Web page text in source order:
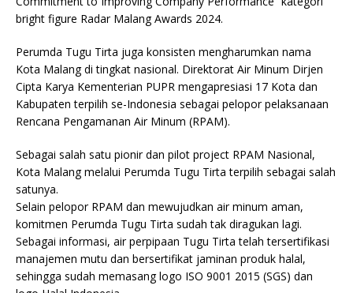
bright figure Radar Malang Awards 2024.
Perumda Tugu Tirta juga konsisten mengharumkan nama
Kota Malang di tingkat nasional. Direktorat Air Minum Dirjen
Cipta Karya Kementerian PUPR mengapresiasi 17 Kota dan
Kabupaten terpilih se-Indonesia sebagai pelopor pelaksanaan
Rencana Pengamanan Air Minum (RPAM).
Sebagai salah satu pionir dan pilot project RPAM Nasional,
Kota Malang melalui Perumda Tugu Tirta terpilih sebagai salah
satunya.
Selain pelopor RPAM dan mewujudkan air minum aman,
komitmen Perumda Tugu Tirta sudah tak diragukan lagi.
Sebagai informasi, air perpipaan Tugu Tirta telah tersertifikasi
manajemen mutu dan bersertifikat jaminan produk halal,
sehingga sudah memasang logo ISO 9001 2015 (SGS) dan